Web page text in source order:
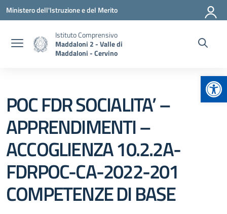
Vai ai contenuti
Vai al menu di navigazione
Vai al footer
Ministero dell'Istruzione e del Merito
Istituto Comprensivo
Maddaloni 2 - Valle di
Maddaloni - Cervino
POC FDR SOCIALITA’ –
APPRENDIMENTI –
ACCOGLIENZA 10.2.2A-
FDRPOC-CA-2022-201
COMPETENZE DI BASE